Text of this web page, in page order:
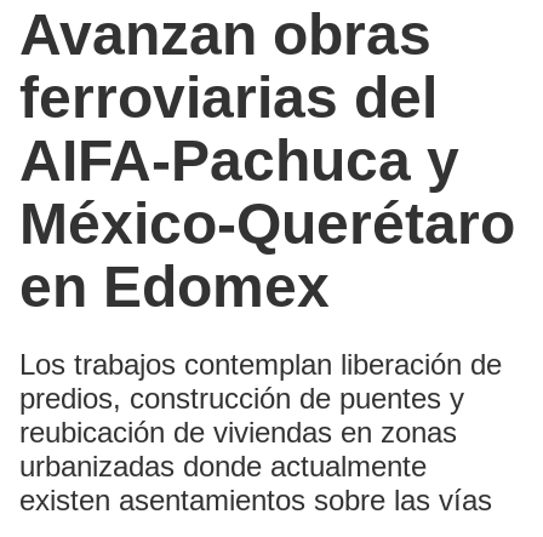
Avanzan obras
ferroviarias del
AIFA-Pachuca y
México-Querétaro
en Edomex
Los trabajos contemplan liberación de
predios, construcción de puentes y
reubicación de viviendas en zonas
urbanizadas donde actualmente
existen asentamientos sobre las vías